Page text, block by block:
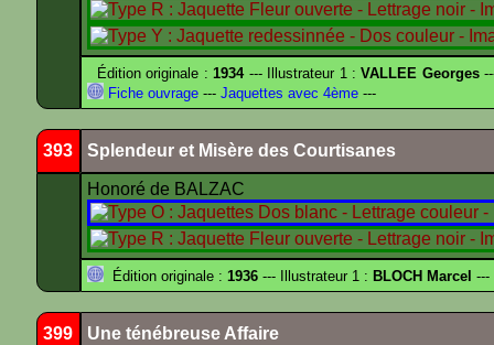
Édition originale :1934--- Illustrateur 1 :VALLEE Georges
Fiche ouvrage --- Jaquettes avec 4ème ---
393 Splendeur et Misère des Courtisanes
Honoré de BALZAC
Édition originale : 1936 --- Illustrateur 1 : BLOCH Marcel ---
399 Une ténébreuse Affaire